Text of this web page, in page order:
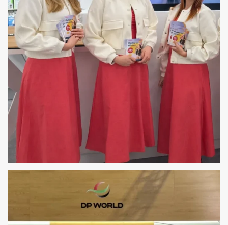
HOSTESSY ZŁOTE TARASY WARSZAWA –
OTWARCIE SALONU ALENSA